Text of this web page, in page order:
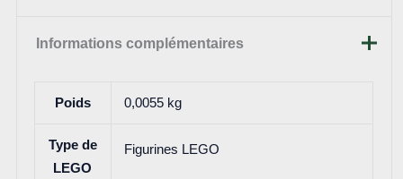
Informations complémentaires
Poids 0,0055 kg
Type de
LEGO
Figurines LEGO